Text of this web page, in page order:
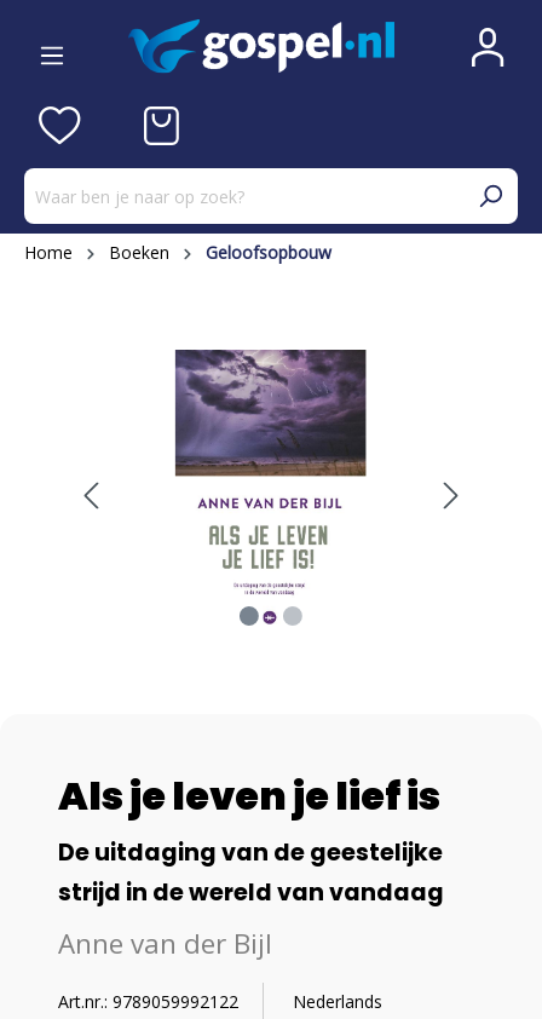
Home Boeken Geloofsopbouw
Als je leven je lief is
De uitdaging van de geestelijke
strijd in de wereld van vandaag
Anne van der Bijl
Art.nr.: 9789059992122 Nederlands